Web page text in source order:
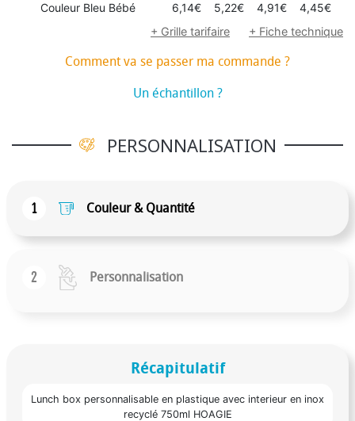
Couleur Bleu Bébé
6,14€ 5,22€ 4,91€ 4,45€
+ Grille tarifaire
+ Fiche technique
Comment va se passer ma commande ?
Un échantillon ?
PERSONNALISATION
1 Couleur & Quantité
2 Personnalisation
Récapitulatif
Lunch box personnalisable en plastique avec interieur en inox
recyclé 750ml HOAGIE